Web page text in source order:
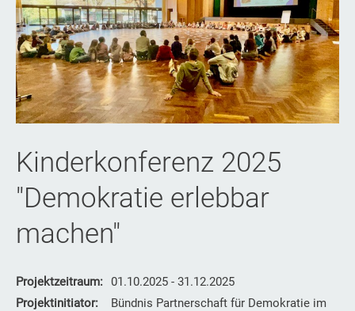
Kinderkonferenz 2025
"Demokratie erlebbar
machen"
Projektzeitraum: 01.10.2025 - 31.12.2025
Projektinitiator:
Bündnis Partnerschaft für Demokratie im